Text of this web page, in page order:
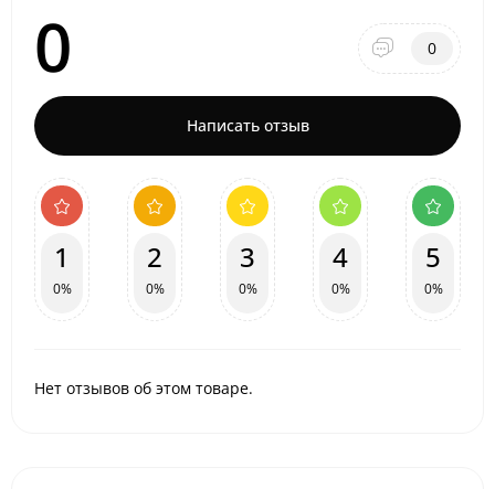
0 0
Написать отзыв
1
0%
2
0%
3
0%
4
0%
5
0%
Нет отзывов об этом товаре.